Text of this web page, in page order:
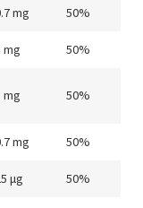
mg 50%
mg 50%
mg 50%
mg 50%
μg 50%